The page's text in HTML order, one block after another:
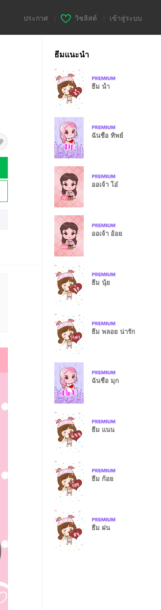
ประกาศ วิชลิสต์ เข้าสู่ระบบ
ธีมแนะนำ
ธีม น้ำ
ฉันชื่อ ทิพย์
ออเจ้า โอ๋
ออเจ้า อ้อย
ธีม นุ้ย
ธีม พลอย น่ารัก
ฉันชื่อ มุก
ธีม แนน
ธีม ก้อย
ธีม ฝน